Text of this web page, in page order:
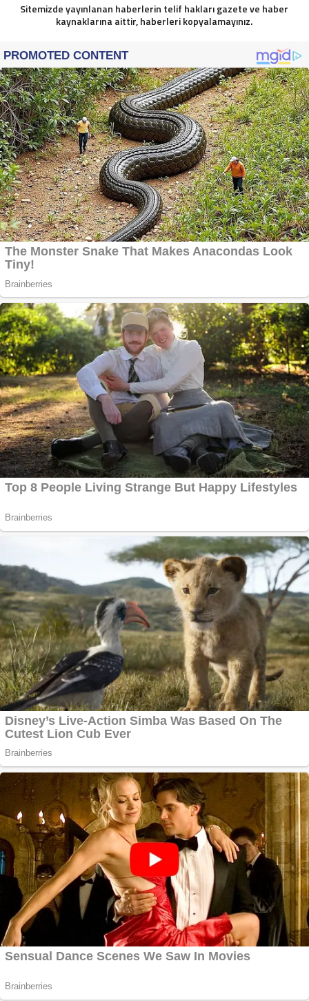
Sitemizde yayınlanan haberlerin telif hakları gazete ve haber
kaynaklarına aittir, haberleri kopyalamayınız.